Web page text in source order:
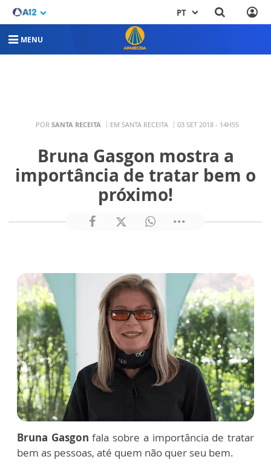
PT
MENU
POR SANTA RECEITA EM SANTA RECEITA 03 SET 2018 - 14H55
Bruna Gasgon mostra a
importância de tratar bem o
próximo!
Bruna Gasgon fala sobre a importância de tratar
bem as pessoas, até quem não quer seu bem.